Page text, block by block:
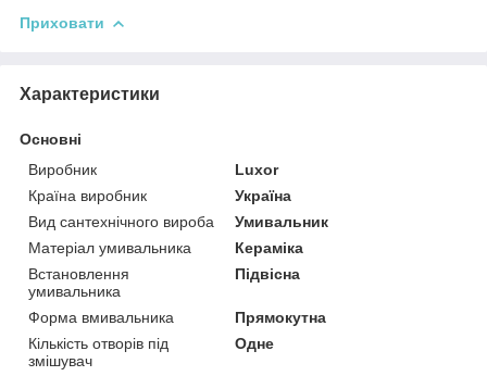
Приховати
Характеристики
Основні
Виробник
Luxor
Країна виробник
Україна
Вид сантехнічного вироба
Умивальник
Матеріал умивальника
Кераміка
Встановлення
умивальника
Підвісна
Форма вмивальника
Прямокутна
Кількість отворів під
змішувач
Одне